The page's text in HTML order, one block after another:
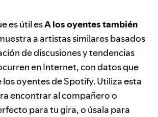
es útil esA los oyentes también
a artistas similares basados
de discusiones y tendencias
en Internet, con datos que
oyentes de Spotify. Utiliza esta
encontrar al compañero o
para tu gira, o úsala para